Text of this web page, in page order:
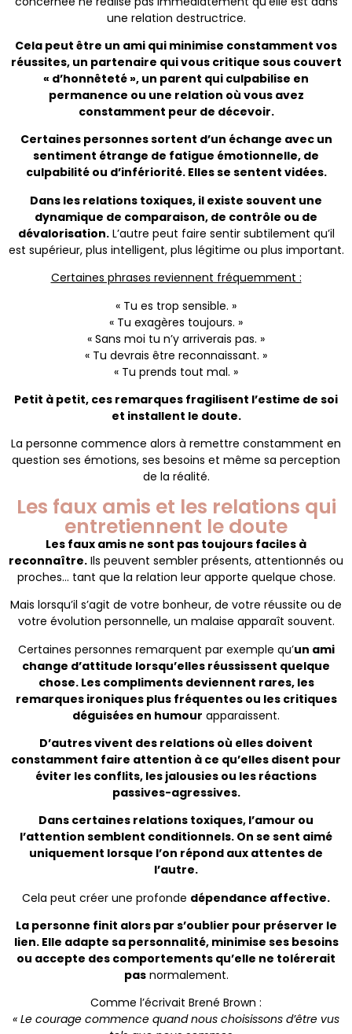
une relation destructrice.
Cela peut être un ami qui minimise constamment vos
réussites, un partenaire qui vous critique sous couvert
« d’honnêteté », un parent qui culpabilise en
permanence ou une relation où vous avez
constamment peur de décevoir.
Certaines personnes sortent d’un échange avec un
sentiment étrange de fatigue émotionnelle, de
culpabilité ou d’infériorité. Elles se sentent vidées.
Dans les relations toxiques, il existe souvent une
dynamique de comparaison, de contrôle ou de
dévalorisation.L’autre peut faire sentir subtilement qu’il
est supérieur, plus intelligent, plus légitime ou plus important.
Certaines phrases reviennent fréquemment :
« Tu es trop sensible. »
« Tu exagères toujours. »
« Sans moi tu n’y arriverais pas. »
« Tu devrais être reconnaissant. »
« Tu prends tout mal. »
Petit à petit, ces remarques fragilisent l’estime de soi
et installent le doute.
La personne commence alors à remettre constamment en
question ses émotions, ses besoins et même sa perception
de la réalité.
Les faux amis et les relations qui
entretiennent le doute
Les faux amis ne sont pas toujours faciles à
reconnaître. Ils peuvent sembler présents, attentionnés ou
proches… tant que la relation leur apporte quelque chose.
Mais lorsqu’il s’agit de votre bonheur, de votre réussite ou de
votre évolution personnelle, un malaise apparaît souvent.
Certaines personnes remarquent par exemple qu’un ami
change d’attitude lorsqu’elles réussissent quelque
chose. Les compliments deviennent rares, les
remarques ironiques plus fréquentes ou les critiques
déguisées en humour apparaissent.
D’autres vivent des relations où elles doivent
constamment faire attention à ce qu’elles disent pour
éviter les conflits, les jalousies ou les réactions
passives-agressives.
Dans certaines relations toxiques, l’amour ou
l’attention semblent conditionnels. On se sent aimé
uniquement lorsque l’on répond aux attentes de
l’autre.
Cela peut créer une profonde dépendance affective.
La personne finit alors par s’oublier pour préserver le
lien. Elle adapte sa personnalité, minimise ses besoins
ou accepte des comportements qu’elle ne tolérerait
pasnormalement.
Comme l’écrivait Brené Brown :
« Le courage commence quand nous choisissons d’être vus